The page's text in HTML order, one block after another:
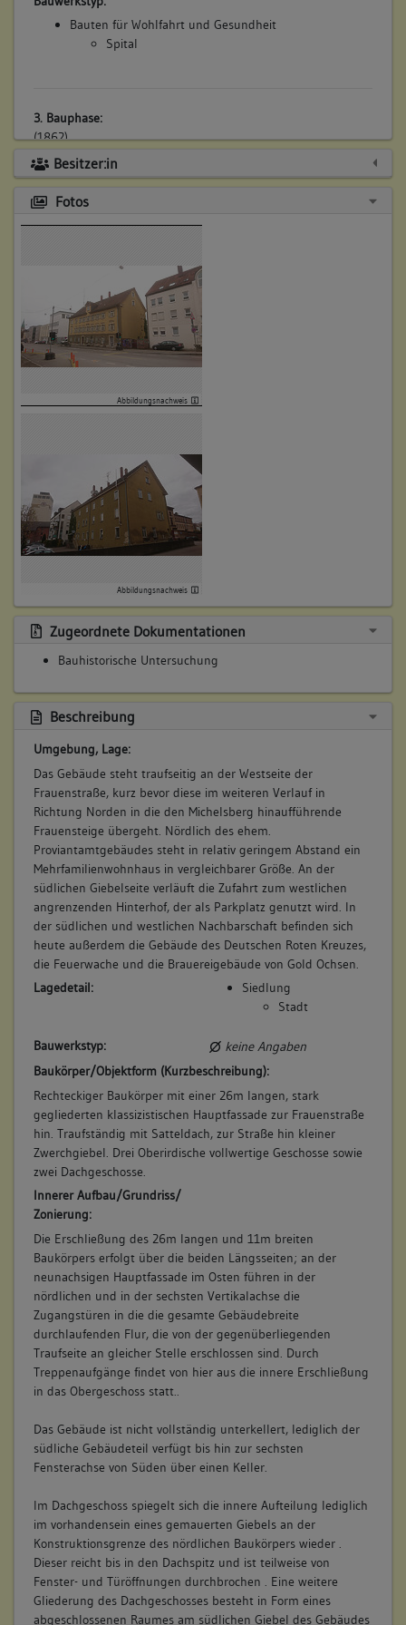
Bauten für Wohlfahrt und Gesundheit
Spital
3. Bauphase:
(1862)
Übergabe an das königliche Proviantamt Ulm. 1862 (a) in
Teilen, 1872 (a) vollständig.
Betroffene Gebäudeteile:
Erdgeschoss
Dachgeschoss(e)
Untergeschoss(e)
Bauwerkstyp:
Militärische Anlagen
Magazin
Besitzer:in
Fotos
Abbildungsnachweis
Abbildungsnachweis
Zugeordnete Dokumentationen
Bauhistorische Untersuchung
Beschreibung
Umgebung, Lage:
Das Gebäude steht traufseitig an der Westseite der
Frauenstraße, kurz bevor diese im weiteren Verlauf in
Richtung Norden in die den Michelsberg hinaufführende
Frauensteige übergeht. Nördlich des ehem.
Proviantamtgebäudes steht in relativ geringem Abstand ein
Mehrfamilienwohnhaus in vergleichbarer Größe. An der
südlichen Giebelseite verläuft die Zufahrt zum westlichen
angrenzenden Hinterhof, der als Parkplatz genutzt wird. In
der südlichen und westlichen Nachbarschaft befinden sich
heute außerdem die Gebäude des Deutschen Roten Kreuzes,
die Feuerwache und die Brauereigebäude von Gold Ochsen.
Lagedetail:
Siedlung
Stadt
Bauwerkstyp:
keine Angaben
Baukörper/Objektform (Kurzbeschreibung):
Rechteckiger Baukörper mit einer 26m langen, stark
gegliederten klassizistischen Hauptfassade zur Frauenstraße
hin. Traufständig mit Satteldach, zur Straße hin kleiner
Zwerchgiebel. Drei Oberirdische vollwertige Geschosse sowie
zwei Dachgeschosse.
Innerer Aufbau/Grundriss/
Zonierung:
Die Erschließung des 26m langen und 11m breiten
Baukörpers erfolgt über die beiden Längsseiten; an der
neunachsigen Hauptfassade im Osten führen in der
nördlichen und in der sechsten Vertikalachse die
Zugangstüren in die die gesamte Gebäudebreite
durchlaufenden Flur, die von der gegenüberliegenden
Traufseite an gleicher Stelle erschlossen sind. Durch
Treppenaufgänge findet von hier aus die innere Erschließung
in das Obergeschoss statt..
Das Gebäude ist nicht vollständig unterkellert, lediglich der
südliche Gebäudeteil verfügt bis hin zur sechsten
Fensterachse von Süden über einen Keller.
Im Dachgeschoss spiegelt sich die innere Aufteilung lediglich
im vorhandensein eines gemauerten Giebels an der
Konstruktionsgrenze des nördlichen Baukörpers wieder .
Dieser reicht bis in den Dachspitz und ist teilweise von
Fenster- und Türöffnungen durchbrochen . Eine weitere
Gliederung des Dachgeschosses besteht in Form eines
abgeschlossenen Raumes am südlichen Giebel des Gebäudes